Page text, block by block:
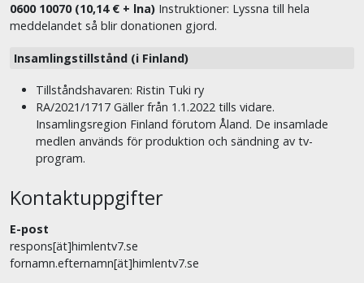
0600 10070 (10,14 € + lna) Instruktioner: Lyssna till hela
meddelandet så blir donationen gjord.
Insamlingstillstånd (i Finland)
Tillståndshavaren: Ristin Tuki ry
RA/2021/1717 Gäller från 1.1.2022 tills vidare.
Insamlingsregion Finland förutom Åland. De insamlade
medlen används för produktion och sändning av tv-
program.
Kontaktuppgifter
E-post
respons[ät]himlentv7.se
fornamn.efternamn[ät]himlentv7.se